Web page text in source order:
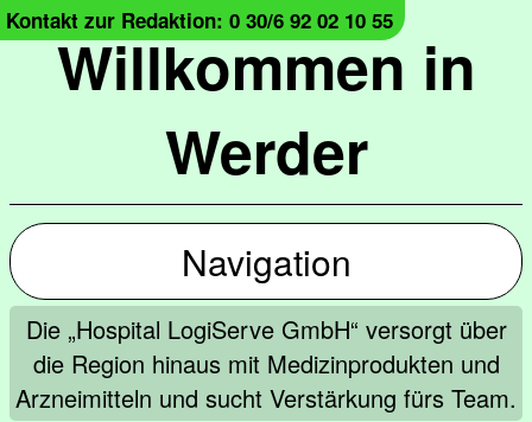
Willkommen in
Werder
Kontakt zur Redaktion: 0 30/6 92 02 10 55
Navigation
Die „Hospital LogiServe GmbH“ versorgt über
die Region hinaus mit Medizinprodukten und
Arzneimitteln und sucht Verstärkung fürs Team.